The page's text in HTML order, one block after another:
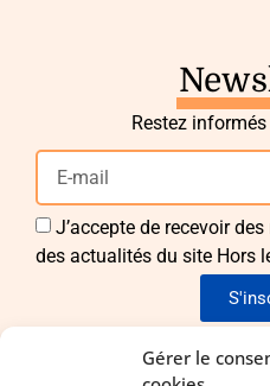
Gérer le
Restez
J’accepte de recevoir
des actualités du site Hors
Envie de